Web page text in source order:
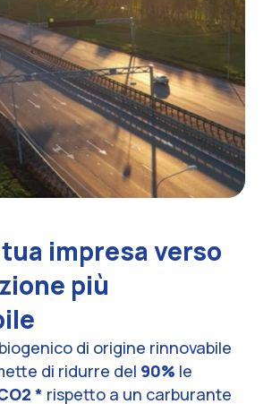
impresa verso
più
di origine rinnovabile
di ridurre del 90% le
2 * rispetto a un carburante